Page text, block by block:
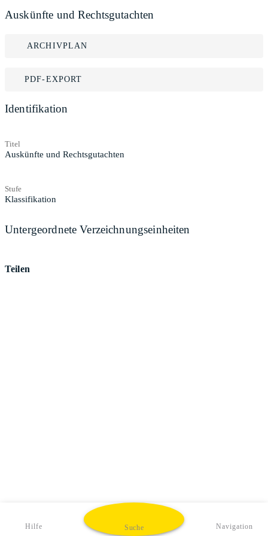
Auskünfte und Rechtsgutachten
ARCHIVPLAN
PDF-EXPORT
Identifikation
Titel
Auskünfte und Rechtsgutachten
Stufe
Klassifikation
Untergeordnete Verzeichnungseinheiten
Teilen
Hilfe Suche Navigation